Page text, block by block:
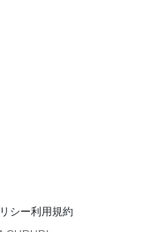
シー利用規約